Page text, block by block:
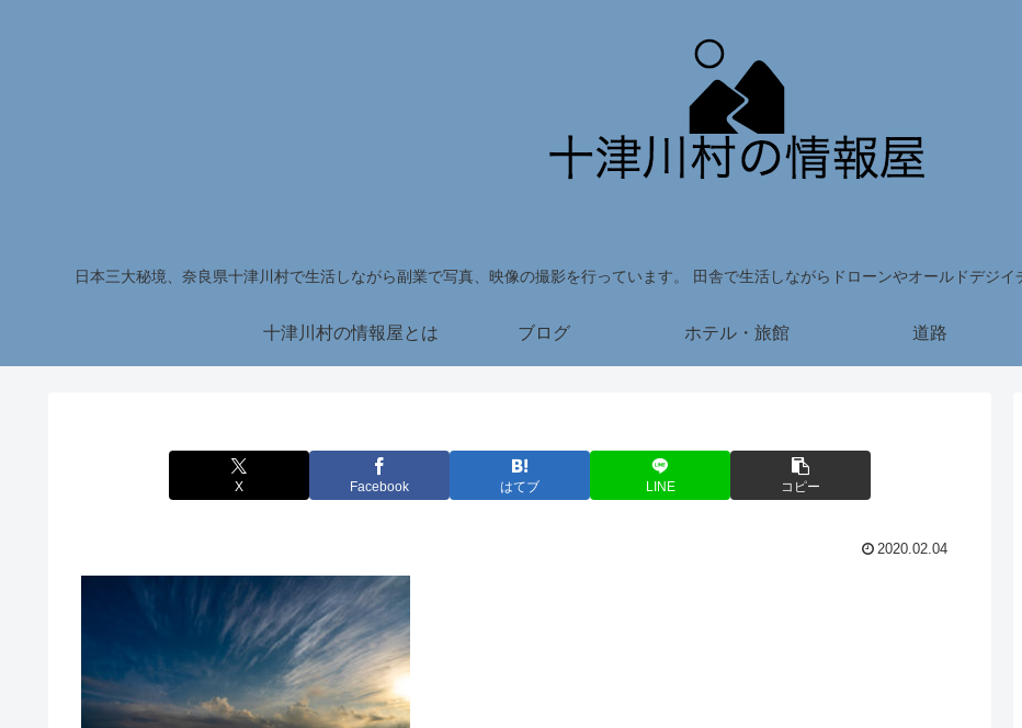
日本三大秘境、奈良県十津川村で生活しながら副業で写真、映像の撮影を行っています。 田舎で生活しながらドローンやオールドデジイ
十津川村の情報屋とは ブログ ホテル・旅館 道路
X Facebook はてブ LINE コピー
2020.02.04